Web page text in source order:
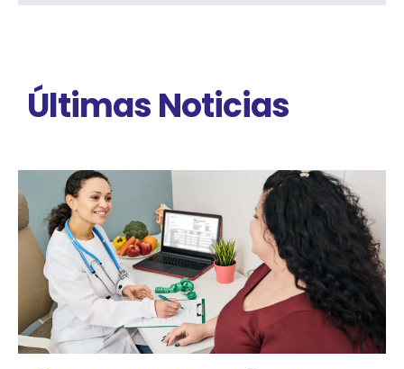
Últimas Noticias